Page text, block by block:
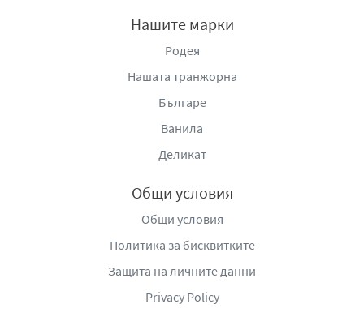
бисквитено усещане, което придава сладост и
съчетание го прави добър избор за моментите, когато
се търси нещо сладко, но по-функционално и
ClashVit протеинов бар с бисквитка
вкус и хранителна стойност в един продукт, който е
активен и балансиран начин на живот.
info@clashvit.com
www.clashvit.com
Нашите марки
Родея
Нашата транжорна
Българе
Ванила
Деликат
Общи условия
Общи условия
Политика за бисквитките
Защита на личните данни
Privacy Policy